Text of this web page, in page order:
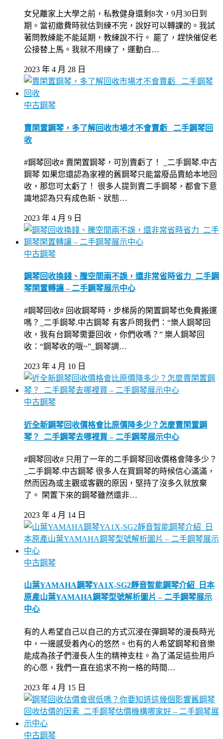
女兒離家上大學之前，私教健身還剩8次，9月30日到
期。當初繳費時就估到練不完，說好可以轉課的。我試
著問教練能不能延期，教練說不行。 罷了，趕快催促老
公接替上馬。我就不用練了，運動白…
2023 年 4 月 28 日
中古鋼琴
賣閑置鋼琴，多了解回收市場才不會賣虧_ 二手鋼琴回
收
#鋼琴回收# 賣閑置鋼琴，可別賣虧了！ _二手鋼琴.中古
鋼琴 如果您還認為家裡的舊鋼琴只能當廢品賣給本地回
收，那您可太虧了！ 很多人提到賣二手鋼琴，都會下意
識地認為只有成色新、狀態…
2023 年 4 月 9 日
中古鋼琴
鋼琴回收換錢、騰空間兩不誤，還非常省時省力_二手鋼
琴閑置轉讓 – 二手鋼琴展示中心
#鋼琴回收# 回收鋼琴時，步梯房的閑置鋼琴也免費搬運
嗎？_二手鋼琴.中古鋼琴 有客戶問我們：“樂人鋼琴回
收，我有台鋼琴需要回收，你們收嗎？” 樂人鋼琴回
收：“鋼琴收的哦~”_鋼琴調…
2023 年 4 月 10 日
中古鋼琴
近全新鋼琴回收價格會比原價降多少？怎麼賣閑置鋼
琴？_二手鋼琴去哪裡買 – 二手鋼琴展示中心
#鋼琴回收# 只用了一年的二手鋼琴回收價格會降多少？
_二手鋼琴.中古鋼琴 很多人在買鋼琴的時候信心滿滿，
然而因為或主觀或客觀的原因，堅持了沒多久就放棄
了。 閑置下來的鋼琴雖然還非…
2023 年 4 月 14 日
中古鋼琴
山葉YAMAHA鋼琴YA1X-SG2靜音智能鋼琴介紹_日本
原產山葉YAMAHA鋼琴型號解析圖片 – 二手鋼琴展示
中心
有的人希望自己以自己的方式沉浸在彈鋼琴的漫長時光
中，一邊感受着內心的悠然。也有的人希望鋼琴和音樂
能成為孩子們漫長人生的精神支柱。為了滿足這些用戶
的心愿，我們一直在追求不拘一格的時間…
2023 年 4 月 15 日
中古鋼琴